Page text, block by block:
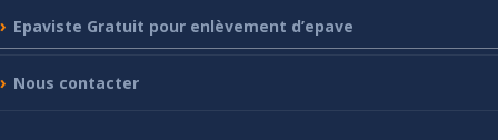
Epaviste Gratuit pour enlèvement d’epave
Nous contacter